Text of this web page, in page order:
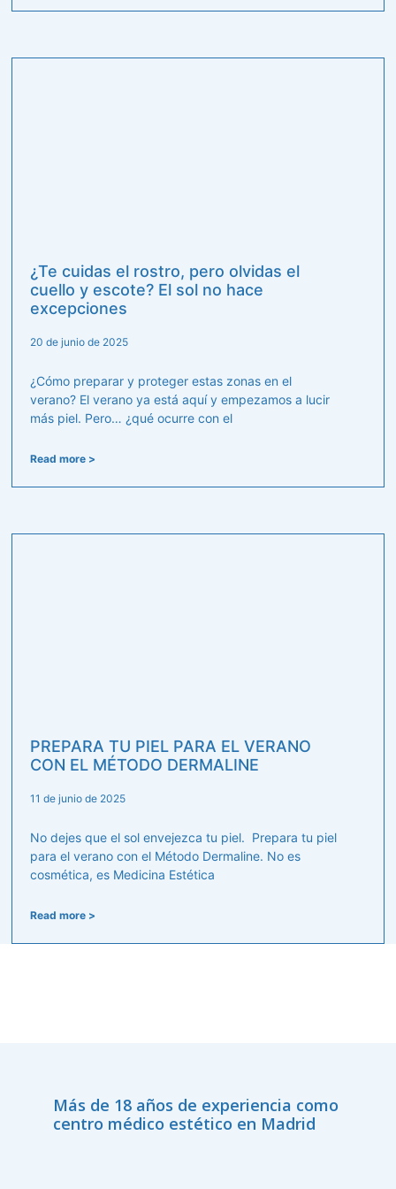
¿Te cuidas el rostro, pero olvidas el
cuello y escote? El sol no hace
excepciones
20 de junio de 2025
¿Cómo preparar y proteger estas zonas en el
verano? El verano ya está aquí y empezamos a lucir
más piel. Pero… ¿qué ocurre con el
Read more >
PREPARA TU PIEL PARA EL VERANO
CON EL MÉTODO DERMALINE
11 de junio de 2025
No dejes que el sol envejezca tu piel. Prepara tu piel
para el verano con el Método Dermaline. No es
cosmética, es Medicina Estética
Read more >
Más de 18 años de experiencia como
centro médico estético en Madrid